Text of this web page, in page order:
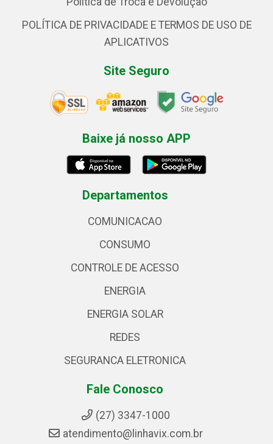
POLÍTICA DE PRIVACIDADE E TERMOS DE USO DE
APLICATIVOS
Site Seguro
Baixe já nosso APP
Departamentos
COMUNICACAO
CONSUMO
CONTROLE DE ACESSO
ENERGIA
ENERGIA SOLAR
REDES
SEGURANCA ELETRONICA
Fale Conosco
(27) 3347-1000
atendimento@linhavix.com.br